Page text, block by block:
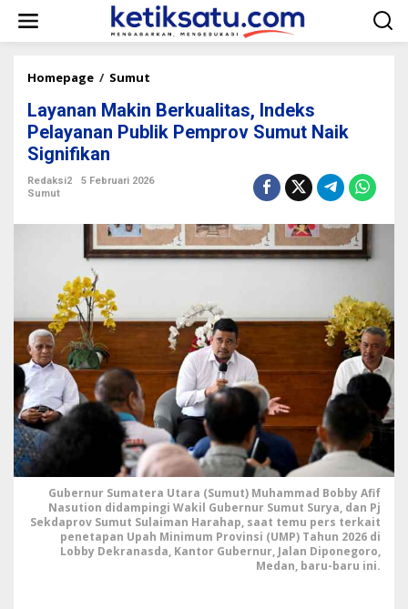
w
Homepage / Sumut
a
n
n
k
i
n
k
l
t
a
s
,
I
n
d
e
k
s
Layanan Makin Berkualitas, Indeks
Pelayanan Publik Pemprov Sumut Naik
Signifikan
Redaksi2
5 Februari 2026
Sumut
Gubernur Sumatera Utara (Sumut) Muhammad Bobby Afif
Nasution didampingi Wakil Gubernur Sumut Surya, dan Pj
Sekdaprov Sumut Sulaiman Harahap, saat temu pers terkait
penetapan Upah Minimum Provinsi (UMP) Tahun 2026 di
Lobby Dekranasda, Kantor Gubernur, Jalan Diponegoro,
Medan, baru-baru ini.